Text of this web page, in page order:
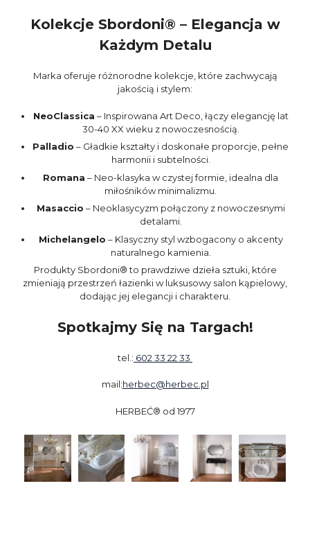
Kolekcje Sbordoni® – Elegancja w
Każdym Detalu
Marka oferuje różnorodne kolekcje, które zachwycają
jakością i stylem:
NeoClassica – Inspirowana Art Deco, łączy elegancję lat
30-40 XX wieku z nowoczesnością.
Palladio – Gładkie kształty i doskonałe proporcje, pełne
harmonii i subtelności.
Romana – Neo-klasyka w czystej formie, idealna dla
miłośników minimalizmu.
Masaccio – Neoklasycyzm połączony z nowoczesnymi
detalami.
Michelangelo – Klasyczny styl wzbogacony o akcenty
naturalnego kamienia.
Produkty Sbordoni® to prawdziwe dzieła sztuki, które
zmieniają przestrzeń łazienki w luksusowy salon kąpielowy,
dodając jej elegancji i charakteru.
Spotkajmy Się na Targach!
tel.: 602 33 22 33
mail:herbec@herbec.pl
HERBEĆ® od 1977